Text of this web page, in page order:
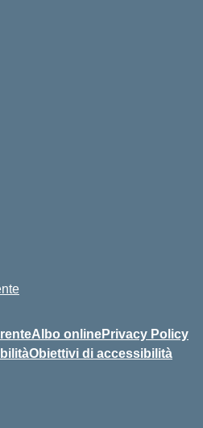
Albo onlinePrivacy Policy
Obiettivi di accessibilità